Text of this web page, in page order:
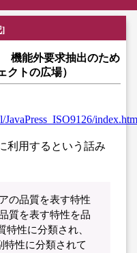
]
機能外要求抽出のため
クトの広場）
利用するという話み
の品質を表す特性
質を表す特性を品
性に分類され、
特性に分類されて